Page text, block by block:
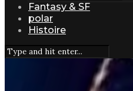
Fantasy & SF
polar
Histoire